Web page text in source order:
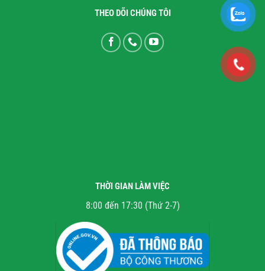
THEO DÕI CHÚNG TÔI
THỜI GIAN LÀM VIỆC
8:00 đến 17:30 (Thứ 2-7)